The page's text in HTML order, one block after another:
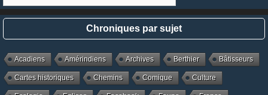
catégories
Chroniques par sujet
Acadiens Amérindiens Archives Berthier Bâtisseurs
Cartes historiques Chemins Comique Culture